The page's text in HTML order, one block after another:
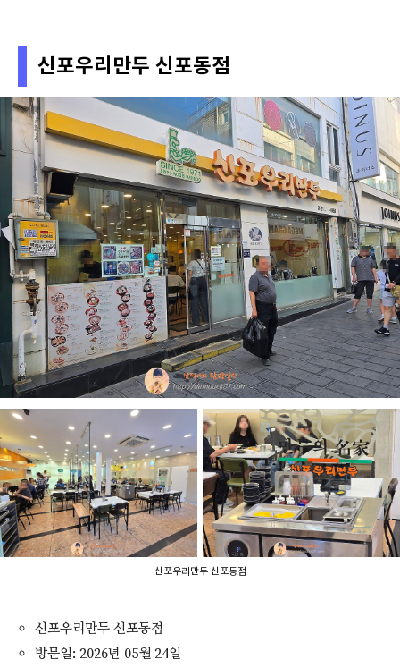
신포우리만두 신포동점
신포우리만두 신포동점
신포우리만두 신포동점
방문일: 2026년 05월 24일